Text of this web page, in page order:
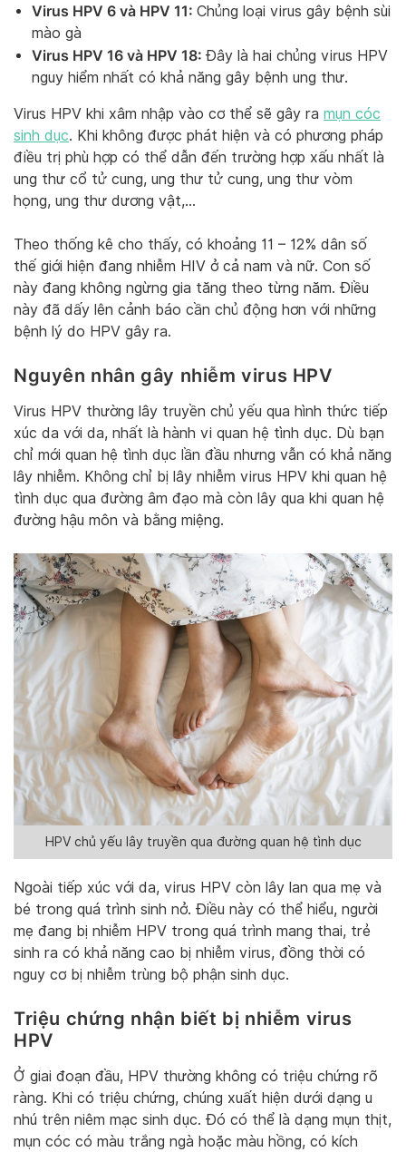
Virus HPV 6 và HPV 11: Chủng loại virus gây bệnh sùi
mào gà
Virus HPV 16 và HPV 18: Đây là hai chủng virus HPV
nguy hiểm nhất có khả năng gây bệnh ung thư.
Virus HPV khi xâm nhập vào cơ thể sẽ gây ra mụn cóc
sinh dục. Khi không được phát hiện và có phương pháp
điều trị phù hợp có thể dẫn đến trường hợp xấu nhất là
ung thư cổ tử cung, ung thư tử cung, ung thư vòm
họng, ung thư dương vật,…
Theo thống kê cho thấy, có khoảng 11 – 12% dân số
thế giới hiện đang nhiễm HIV ở cả nam và nữ. Con số
này đang không ngừng gia tăng theo từng năm. Điều
này đã dấy lên cảnh báo cần chủ động hơn với những
bệnh lý do HPV gây ra.
Nguyên nhân gây nhiễm virus HPV
Virus HPV thường lây truyền chủ yếu qua hình thức tiếp
xúc da với da, nhất là hành vi quan hệ tình dục. Dù bạn
chỉ mới quan hệ tình dục lần đầu nhưng vẫn có khả năng
lây nhiễm. Không chỉ bị lây nhiễm virus HPV khi quan hệ
tình dục qua đường âm đạo mà còn lây qua khi quan hệ
đường hậu môn và bằng miệng.
HPV chủ yếu lây truyền qua đường quan hệ tình dục
Ngoài tiếp xúc với da, virus HPV còn lây lan qua mẹ và
bé trong quá trình sinh nở. Điều này có thể hiểu, người
mẹ đang bị nhiễm HPV trong quá trình mang thai, trẻ
sinh ra có khả năng cao bị nhiễm virus, đồng thời có
nguy cơ bị nhiễm trùng bộ phận sinh dục.
Triệu chứng nhận biết bị nhiễm virus
HPV
Ở giai đoạn đầu, HPV thường không có triệu chứng rõ
ràng. Khi có triệu chứng, chúng xuất hiện dưới dạng u
nhú trên niêm mạc sinh dục. Đó có thể là dạng mụn thịt,
mụn cóc có màu trắng ngà hoặc màu hồng, có kích